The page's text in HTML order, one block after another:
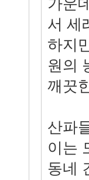
가운
서 세
하지
원의
깨끗
산파
이는
동네